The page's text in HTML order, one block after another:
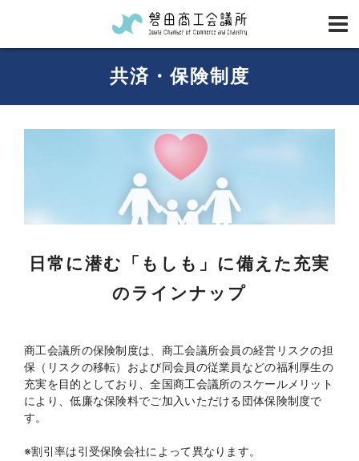
共済・保険制度
日常に潜む「もしも」に備えた充実
のラインナップ
商工会議所の保険制度は、商工会議所会員の経営リスクの担
保（リスクの移転）および同会員の従業員などの福利厚生の
充実を目的としており、全国商工会議所のスケールメリット
により、低廉な保険料でご加入いただける団体保険制度で
す。
※割引率は引受保険会社によって異なります。